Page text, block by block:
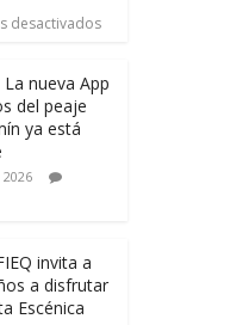
desactivados
La nueva App
del peaje
ya está
invita a
a disfrutar
Escénica